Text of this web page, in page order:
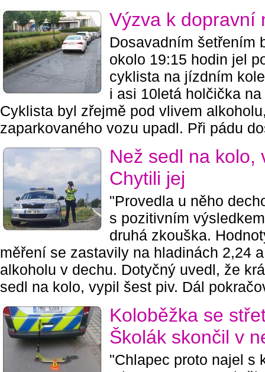
Výzva k dopravní
Dosavadním šetřením
okolo 19:15 hodin jel
cyklista na jízdním
i asi 10letá holčička
Cyklista byl zřejmě pod vlivem
zaparkovaného vozu upadl. Při pádu
Než sedl na kolo,
Chytili jej
"Provedla u něho
s pozitivním
druhá zkouška.
měření se zastavily na hladinách 2,24
alkoholu v dechu. Dotyčný uvedl, že
sedl na kolo, vypil šest piv. Dál
Koloběžka se
Školák skončil v
"Chlapec proto najel s